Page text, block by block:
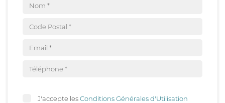
J'accepte lesConditions Générales d'Utilisation